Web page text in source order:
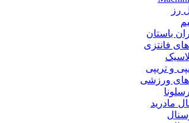
رز
باستان
فانتزی
و تریپی
ورزشی
مادرید